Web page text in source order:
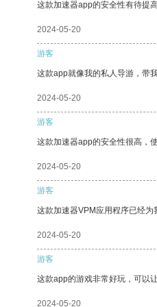
这款加速器app的安全性有待提
2024-05-20
游客
这款app就像我的私人导游，带
2024-05-20
游客
这款加速器app的安全性很高，
2024-05-20
游客
这款加速器VPM应用程序已经为
2024-05-20
游客
这款app的游戏非常好玩，可以
2024-05-20